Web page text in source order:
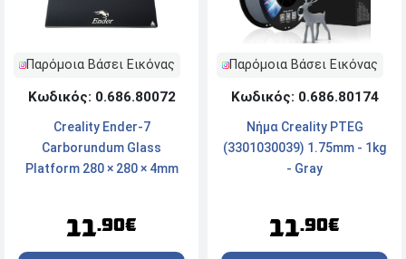
Παρόμοια Βάσει Εικόνας
Κωδικός: 0.686.80072
Creality Ender-7
Carborundum Glass
Platform 280 × 280 × 4mm
11.90€
Παρόμοια Βάσει Εικόνας
Κωδικός: 0.686.80174
Νήμα Creality PTEG
(3301030039) 1.75mm - 1kg
- Gray
11.90€